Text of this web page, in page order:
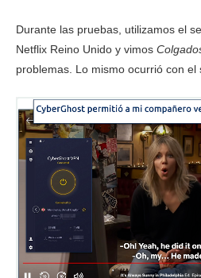
Durante las pruebas, utilizamos el
Netflix Reino Unido y vimos
problemas. Lo mismo ocurrió con el